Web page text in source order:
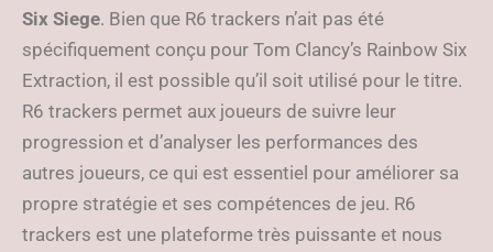
Six Siege. Bien que R6 trackers n’ait pas été
spécifiquement conçu pour Tom Clancy’s Rainbow Six
Extraction, il est possible qu’il soit utilisé pour le titre.
R6 trackers permet aux joueurs de suivre leur
progression et d’analyser les performances des
autres joueurs, ce qui est essentiel pour améliorer sa
propre stratégie et ses compétences de jeu. R6
trackers est une plateforme très puissante et nous